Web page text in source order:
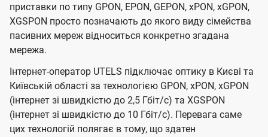
приставки по типу GPON, EPON, GEPON, xPON, xGPON,
XGSPON просто позначають до якого виду сімейства
пасивних мереж відноситься конкретно згадана
мережа.
Інтернет-оператор UTELS підключає оптику в Києві та
Київській області за технологією GPON, xPON, xGPON
(інтернет зі швидкістю до 2,5 Гбіт/с) та XGSPON
(інтернет зі швидкістю до 10 Гбіт/с). Перевага саме
цих технологій полягає в тому, що здатен